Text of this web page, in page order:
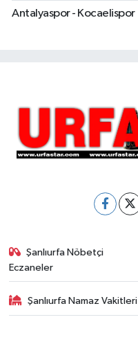
Antalyaspor - Kocaelispor
Şanlıurfa Nöbetçi
Eczaneler
Şanlıurfa Namaz Vakitleri